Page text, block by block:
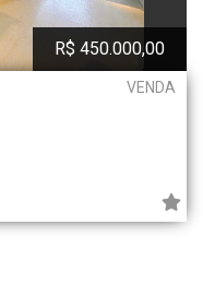
VENDA
R$ 450.000,00